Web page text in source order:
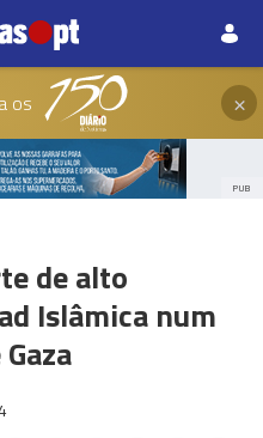
os ×
PUB
de alto
Islâmica num